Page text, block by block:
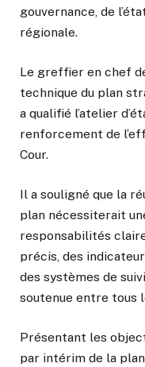
gouvernance, de
régionale.
Le greffier en chef
technique du plan
a qualifié l’atelier
renforcement de
Cour.
Il a souligné que la
plan nécessiterait
responsabilités
précis, des
des systèmes de
soutenue entre tous
Présentant les
par intérim de la